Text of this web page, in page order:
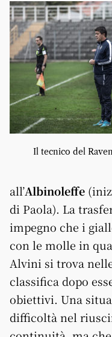
Il tecnico del
all’Albinoleffe
di Paola). La
impegno che i
con le molle in
Alvini si trova
classifica dopo
obiettivi. Una
difficoltà nel